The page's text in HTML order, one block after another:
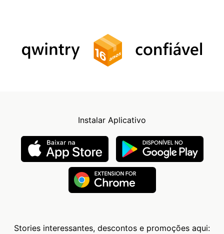
Instalar Aplicativo
Stories interessantes, descontos e promoções aqui: